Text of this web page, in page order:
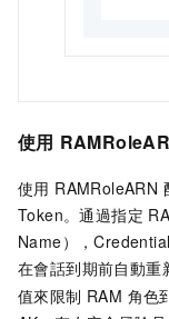
使用
使用 RAMRoleARN
Token。通過指定
Name），
在會話到期前自動重
值來限制 RAM 角色